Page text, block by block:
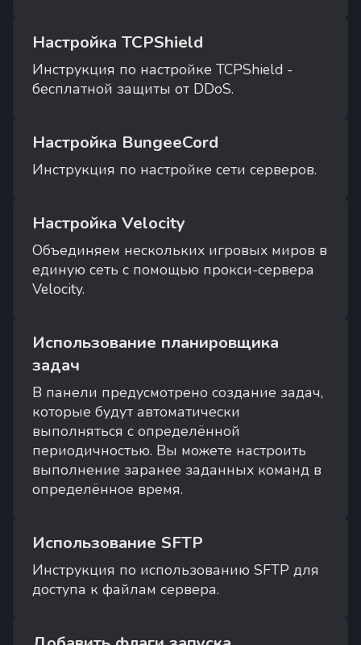
Настройка TCPShield
Инструкция по настройке TCPShield -
бесплатной защиты от DDoS.
Настройка BungeeCord
Инструкция по настройке сети серверов.
Настройка Velocity
Объединяем нескольких игровых миров в
единую сеть с помощью прокси-сервера
Velocity.
Использование планировщика
задач
В панели предусмотрено создание задач,
которые будут автоматически
выполняться с определённой
периодичностью. Вы можете настроить
выполнение заранее заданных команд в
определённое время.
Использование SFTP
Инструкция по использованию SFTP для
доступа к файлам сервера.